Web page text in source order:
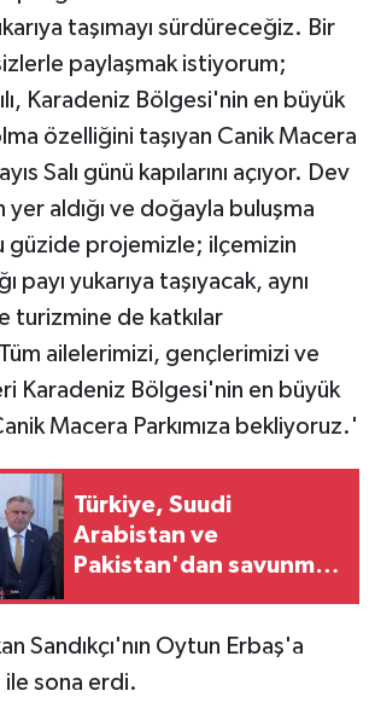
taşımayı sürdüreceğiz. Bir
paylaşmak istiyorum;
Karadeniz Bölgesi'nin en büyük
özelliğini taşıyan Canik Macera
Salı günü kapılarını açıyor. Dev
yer aldığı ve doğayla buluşma
güzide projemizle; ilçemizin
payı yukarıya taşıyacak, aynı
turizmine de katkılar
ailelerimizi, gençlerimizi ve
Karadeniz Bölgesi'nin en büyük
Macera Parkımıza bekliyoruz.'
Türkiye, Suudi
Arabistan ve
Pakistan'dan savunma
Sandıkçı'nın Oytun Erbaş'a
sona erdi.